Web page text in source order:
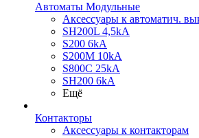
Автоматы Модульные
Аксессуары к автоматич.
SH200L 4,5kA
S200 6kA
S200M 10kA
S800C 25kA
SH200 6kA
Ещё
Контакторы
Аксессуары к контакторам